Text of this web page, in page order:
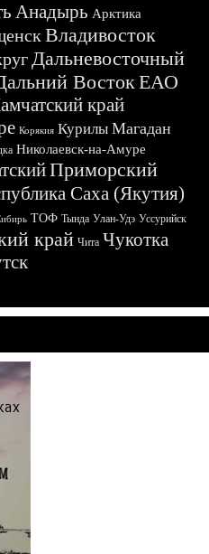
Анадырь Арктика
Владивосток
Дальневосточный
ВостокЕАО
край
Корякия Курилы Магадан
Николаевск-на-Амуре
Приморский
Саха (Якутия)
ТОФ Тында Улан-Удэ Уссурийск
край Чита Чукотка